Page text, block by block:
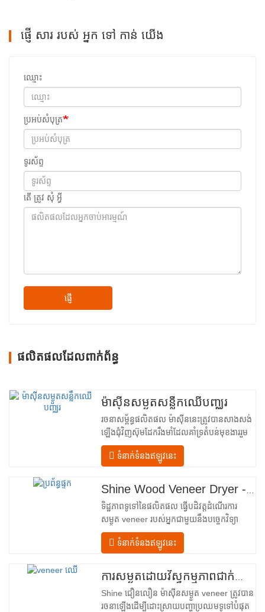
ផ្ញើ សារ របស់ អ្នក ទៅ កាន់ យើង
ឈ្មោះ
ប្រអប់សំបុត្រ
ទូរស័ព្ទ
តើ ត្រូវ សុំ អ្វី
ផ្ញើ
ផលិតផលដែលពាក់ព័ន្ធ
ម៉ាស៊ីនសម្ងួតសន្លឹកឈើបញ្ឈរ
រចនាសម្ព័ន្ធផលិតផល ម៉ាស៊ីននេះត្រូវបានសាងសង់
ឡើងជុំវិញស៊ុមដែករឹងមាំដែលគាំទ្រតំបន់មុខងាររួម
បញ្ចូលគ្នាចំនួនបួន ដែលត្រូវបានរៀបចំជា
លំហូរលីនេអ៊ែរពីការបញ្ចូលទៅការបញ្ចេញ។ ផ្នែក
ការតម្រឹមច្បាស់លាស់ដែលដឹកនាំសន្លឹកឈើប្រណិត
នីមួយៗបញ្ឈរចូលទៅក្នុងបន្ទប់សម្ងួត។…
ទំនាក់ទំនងឥឡូវនេះ
Shine Wood Veneer Dryer - គំរូបង្ហោះផលិតផលពេញលេញ
ទិដ្ឋភាពទូទៅនៃផលិតផល ធ្វើបដិវត្តដំណើរការ
សម្ងួត veneer របស់អ្នកជាមួយនឹងបច្ចេកវិទ្យា
កម្រិតខ្ពស់ Shenghuai The Shine
Roller ម៉ាស៊ីនសម្ងួត veneer តំណាងឱ្យរបក
រចនាឡើងសម្រាប់ក្រុមហ៊ុនផលិតក្តារបន្ទះ រោង
ម៉ាស៊ីនកិនឈើ និងកន្លែងផលិតគ្រឿងសង្ហារិម
ទំនើបទាន់សម័យនេះ …
ទំនាក់ទំនងឥឡូវនេះ
ការសម្ងួតដោយវិស្វកម្មភាពជាក់លាក់សម្រាប់គុណភាព និងទិន្នផលឈើល្អបំផុត
Shine ជឿនលឿន ម៉ាស៊ីនសម្ងួត veneer ត្រូវបាន
រចនាឡើងដើម្បីដោះស្រាយបញ្ហាប្រឈមទូទៅបំផុត